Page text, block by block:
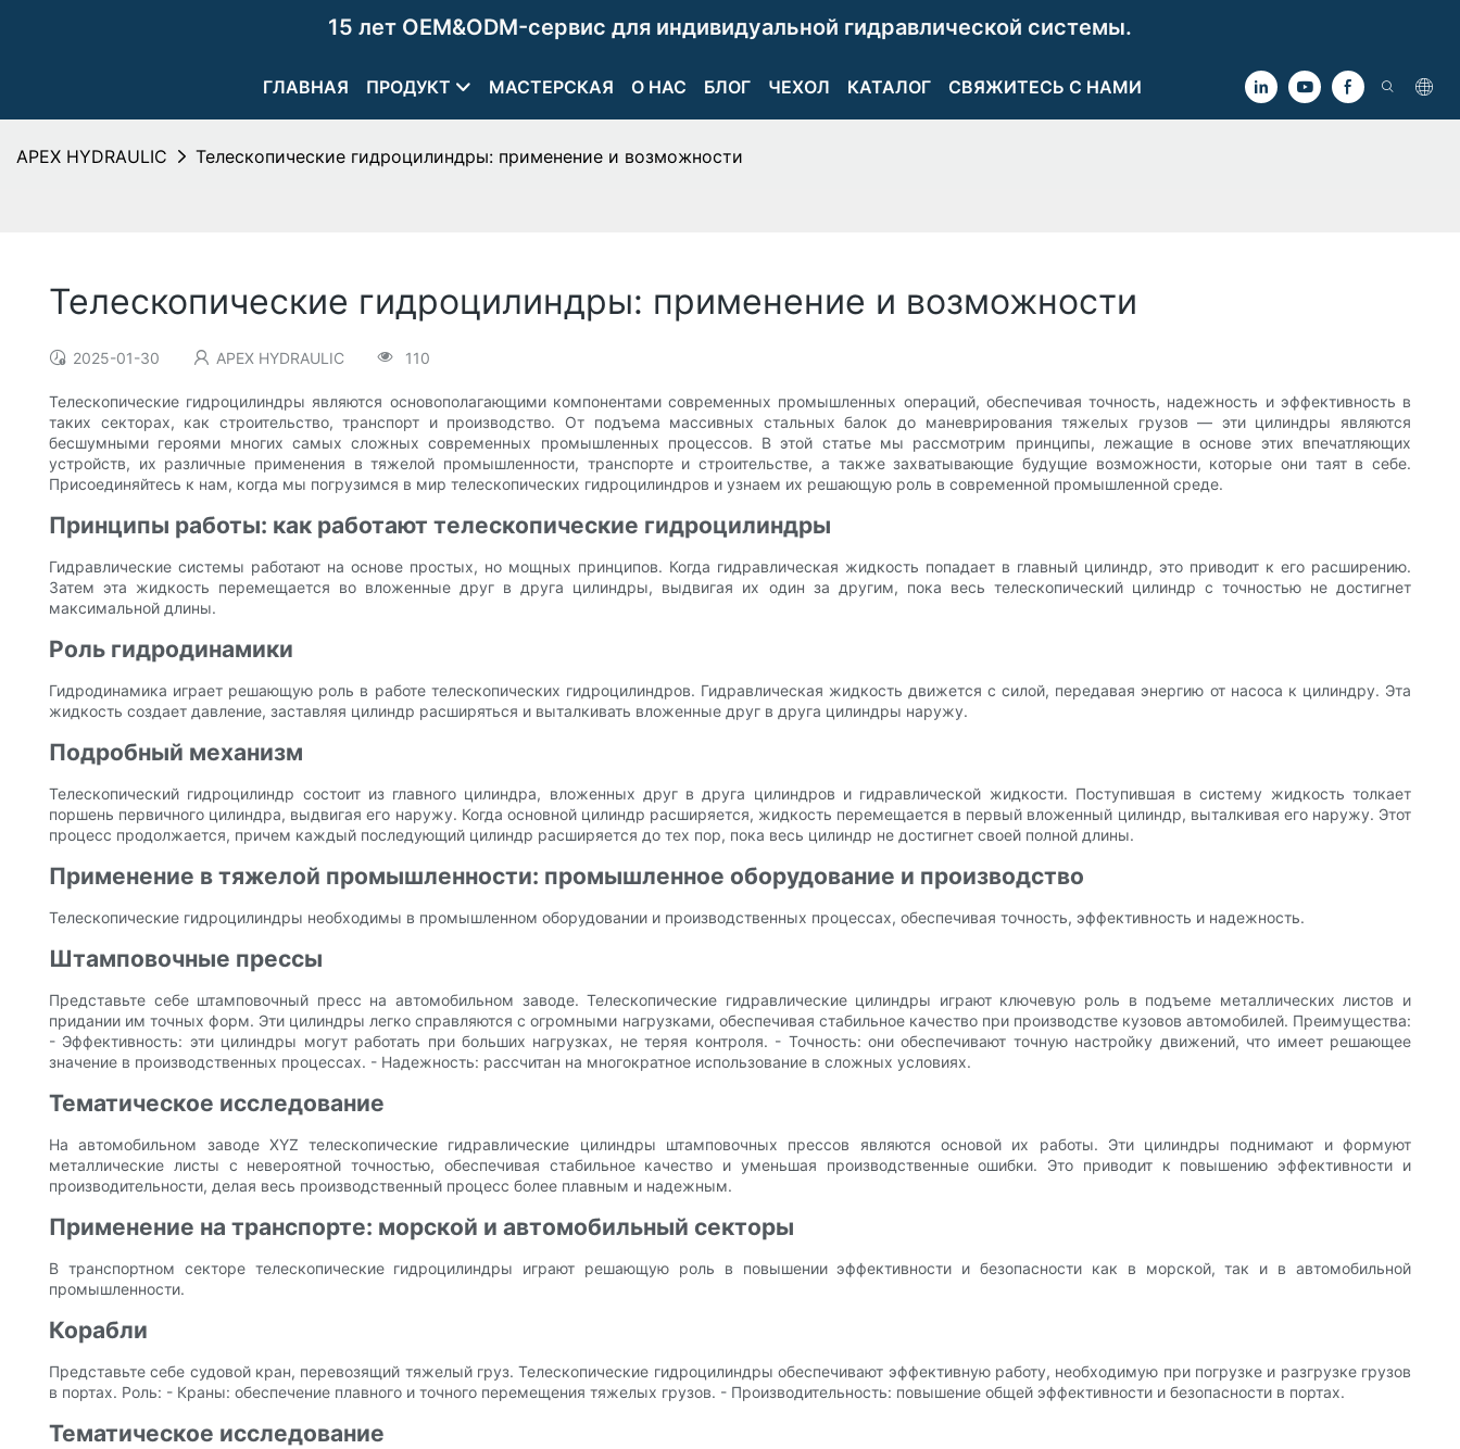
15 лет OEM&ODM-сервис для индивидуальной гидравлической системы.
ГЛАВНАЯ ПРОДУКТ МАСТЕРСКАЯ О НАС БЛОГ ЧЕХОЛ КАТАЛОГ СВЯЖИТЕСЬ С НАМИ
APEX HYDRAULIC Телескопические гидроцилиндры: применение и возможности
Телескопические гидроцилиндры: применение и возможности
2025-01-30 APEX HYDRAULIC 110
Телескопические гидроцилиндры являются основополагающими компонентами современных промышленных операций, обеспечивая точность, надежность и эффективность в
таких секторах, как строительство, транспорт и производство. От подъема массивных стальных балок до маневрирования тяжелых грузов — эти цилиндры являются
бесшумными героями многих самых сложных современных промышленных процессов. В этой статье мы рассмотрим принципы, лежащие в основе этих впечатляющих
устройств, их различные применения в тяжелой промышленности, транспорте и строительстве, а также захватывающие будущие возможности, которые они таят в себе.
Присоединяйтесь к нам, когда мы погрузимся в мир телескопических гидроцилиндров и узнаем их решающую роль в современной промышленной среде.
Принципы работы: как работают телескопические гидроцилиндры
Гидравлические системы работают на основе простых, но мощных принципов. Когда гидравлическая жидкость попадает в главный цилиндр, это приводит к его расширению.
Затем эта жидкость перемещается во вложенные друг в друга цилиндры, выдвигая их один за другим, пока весь телескопический цилиндр с точностью не достигнет
максимальной длины.
Роль гидродинамики
Гидродинамика играет решающую роль в работе телескопических гидроцилиндров. Гидравлическая жидкость движется с силой, передавая энергию от насоса к цилиндру. Эта
жидкость создает давление, заставляя цилиндр расширяться и выталкивать вложенные друг в друга цилиндры наружу.
Подробный механизм
Телескопический гидроцилиндр состоит из главного цилиндра, вложенных друг в друга цилиндров и гидравлической жидкости. Поступившая в систему жидкость толкает
поршень первичного цилиндра, выдвигая его наружу. Когда основной цилиндр расширяется, жидкость перемещается в первый вложенный цилиндр, выталкивая его наружу. Этот
процесс продолжается, причем каждый последующий цилиндр расширяется до тех пор, пока весь цилиндр не достигнет своей полной длины.
Применение в тяжелой промышленности: промышленное оборудование и производство
Телескопические гидроцилиндры необходимы в промышленном оборудовании и производственных процессах, обеспечивая точность, эффективность и надежность.
Штамповочные прессы
Представьте себе штамповочный пресс на автомобильном заводе. Телескопические гидравлические цилиндры играют ключевую роль в подъеме металлических листов и
придании им точных форм. Эти цилиндры легко справляются с огромными нагрузками, обеспечивая стабильное качество при производстве кузовов автомобилей. Преимущества:
- Эффективность: эти цилиндры могут работать при больших нагрузках, не теряя контроля. - Точность: они обеспечивают точную настройку движений, что имеет решающее
значение в производственных процессах. - Надежность: рассчитан на многократное использование в сложных условиях.
Тематическое исследование
На автомобильном заводе XYZ телескопические гидравлические цилиндры штамповочных прессов являются основой их работы. Эти цилиндры поднимают и формуют
металлические листы с невероятной точностью, обеспечивая стабильное качество и уменьшая производственные ошибки. Это приводит к повышению эффективности и
производительности, делая весь производственный процесс более плавным и надежным.
Применение на транспорте: морской и автомобильный секторы
В транспортном секторе телескопические гидроцилиндры играют решающую роль в повышении эффективности и безопасности как в морской, так и в автомобильной
промышленности.
Корабли
Представьте себе судовой кран, перевозящий тяжелый груз. Телескопические гидроцилиндры обеспечивают эффективную работу, необходимую при погрузке и разгрузке грузов
в портах. Роль: - Краны: обеспечение плавного и точного перемещения тяжелых грузов. - Производительность: повышение общей эффективности и безопасности в портах.
Тематическое исследование